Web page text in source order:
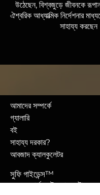
উঠেছেন, বিশ্বজুড়ে জীবনকে
ঐশ্বরিক আধ্যাত্মিক নির্দেশনার
সাহায্য
আমাদের সম্পর্কে
গ্যালারি
বই
সাহায্য দরকার?
আবজাদ ক্যালকুলেটর
সুফি গাইডেন্স™
২৮ লংফোর্ড প্লট, ম্যানচেস্টার